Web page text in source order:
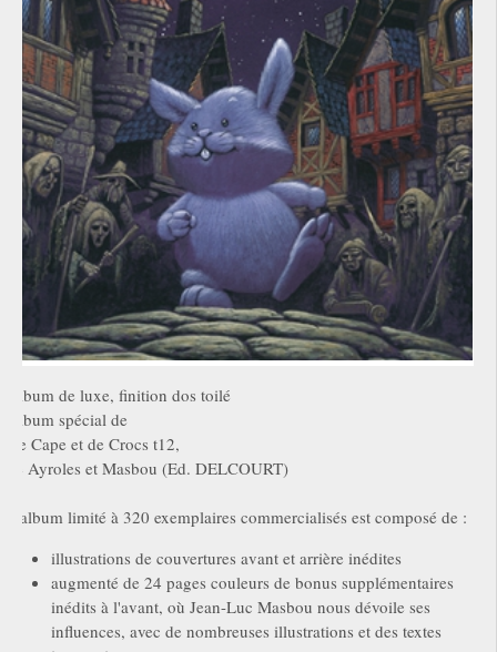
Album de luxe, finition dos toilé
Album spécial de
De Cape et de Crocs t12,
de Ayroles et Masbou (Ed. DELCOURT)
L'album limité à 320 exemplaires commercialisés est composé de :
illustrations de couvertures avant et arrière inédites
augmenté de 24 pages couleurs de bonus supplémentaires
inédits à l'avant, où Jean-Luc Masbou nous dévoile ses
influences, avec de nombreuses illustrations et des textes